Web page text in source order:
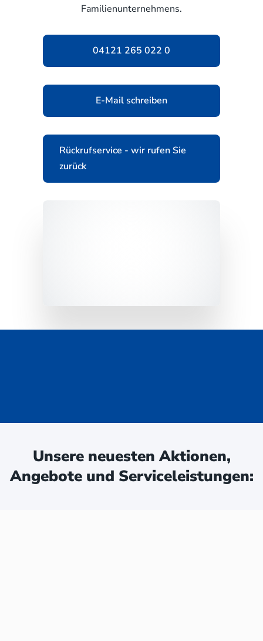
Familienunternehmens.
04121 265 022 0
E-Mail schreiben
Rückrufservice - wir rufen Sie
zurück
Unsere neuesten Aktionen,
Angebote und Serviceleistungen: